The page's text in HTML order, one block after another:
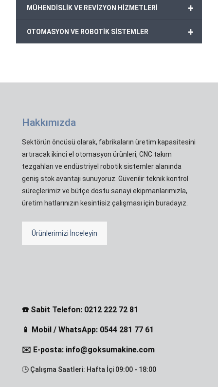
+
MÜHENDİSLİK VE REVİZYON HİZMETLERİ
+
OTOMASYON VE ROBOTİK SİSTEMLER
Hakkımızda
Sektörün öncüsü olarak, fabrikaların üretim kapasitesini
artıracak ikinci el otomasyon ürünleri, CNC takım
tezgahları ve endüstriyel robotik sistemler alanında
geniş stok avantajı sunuyoruz. Güvenilir teknik kontrol
süreçlerimiz ve bütçe dostu sanayi ekipmanlarımızla,
üretim hatlarınızın kesintisiz çalışması için buradayız.
Ürünlerimizi İnceleyin
☎️ Sabit Telefon: 0212 222 72 81
📱 Mobil / WhatsApp: 0544 281 77 61
✉️ E-posta: info@goksumakine.com
🕒 Çalışma Saatleri: Hafta İçi 09:00 - 18:00